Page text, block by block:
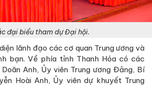
đại biểu tham dự Đại hội.
lãnh đạo các cơ quan Trung ương và
bạn. Về phía tỉnh Thanh Hóa có các
Anh, Ủy viên Trung ương Đảng, Bí
Hoài Anh, Ủy viên dự khuyết Trung